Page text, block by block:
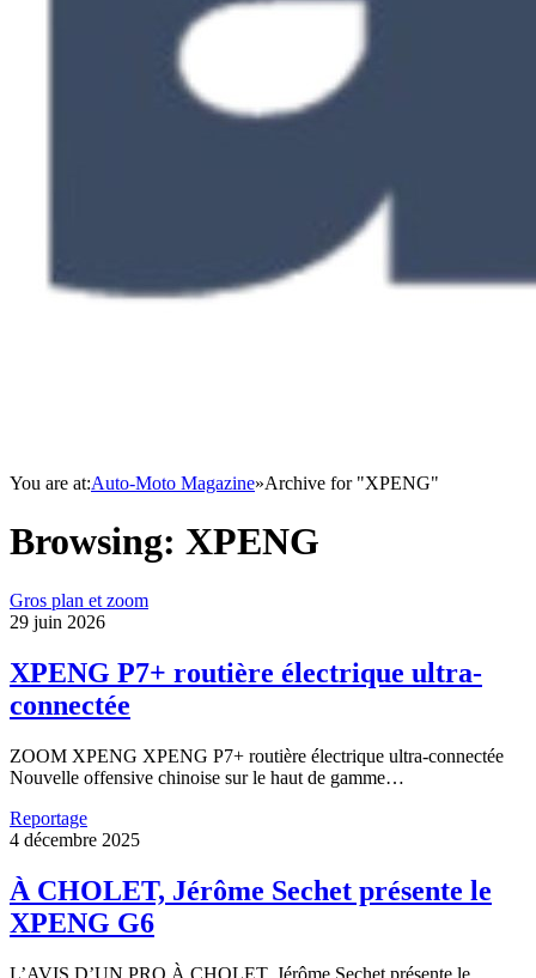
You are at:Auto-Moto Magazine»Archive for "XPENG"
Browsing: XPENG
Gros plan et zoom
29 juin 2026
XPENG P7+ routière électrique ultra-
connectée
ZOOM XPENG XPENG P7+ routière électrique ultra-connectée
Nouvelle offensive chinoise sur le haut de gamme…
Reportage
4 décembre 2025
À CHOLET, Jérôme Sechet présente le
XPENG G6
L’AVIS D’UN PRO À CHOLET, Jérôme Sechet présente le